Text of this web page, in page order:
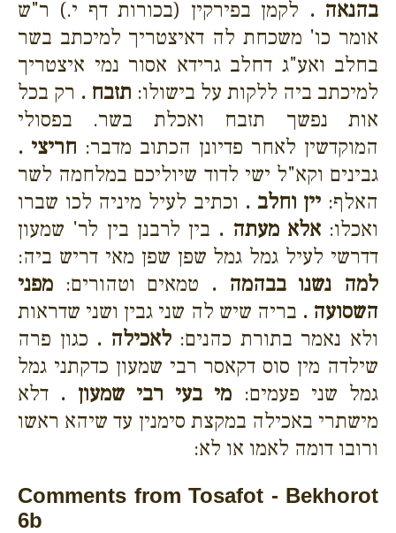
בהנאה . לקמן בפירקין (בכורות דף י.) ר"ש
אומר כו' משכחת לה דאיצטריך למיכתב בשר
בחלב ואע"ג דחלב גרידא אסור נמי איצטריך
למיכתב ביה ללקות על בישולו: תזבח . רק בכל
אות נפשך תזבח ואכלת בשר. בפסולי
המוקדשין לאחר פדיונן הכתוב מדבר: חריצי .
גבינים וקא"ל ישי לדוד שיוליכם במלחמה לשר
האלף: יין וחלב . וכתיב לעיל מיניה לכו שברו
ואכלו:אלא מעתה . בין לרבנן בין לר' שמעון
דדרשי לעיל גמל גמל שפן שפן מאי דריש ביה:
למה נשנו בבהמה . טמאים וטהורים: מפני
השסועה . בריה שיש לה שני גבין ושני שדראות
ולא נאמר בתורת כהנים:לאכילה . כגון פרה
שילדה מין סוס דקאסר רבי שמעון כדקתני גמל
גמל שני פעמים: מי בעי רבי שמעון . דלא
מישתרי באכילה במקצת סימנין עד שיהא ראשו
ורובו דומה לאמו או לא:
Comments from Tosafot - Bekhorot
6b